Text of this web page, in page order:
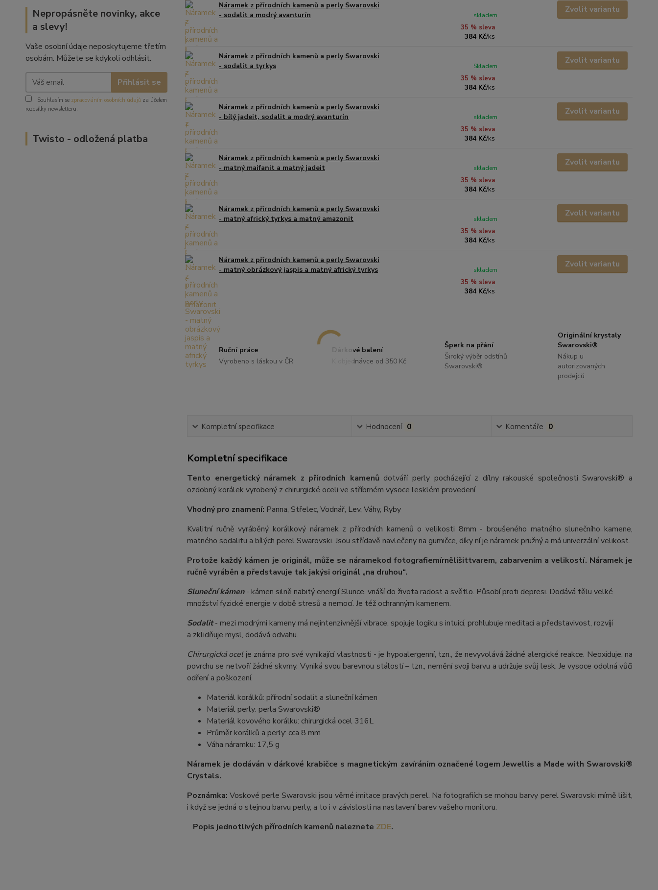
Nepropásněte novinky, akce
a slevy!
Vaše osobní údaje neposkytujeme třetím
osobám. Můžete se kdykoli odhlásit.
Přihlásit se
Souhlasím se zpracováním osobních údajů za účelem
rozesílky newsletteru.
Twisto - odložená platba
Náramek z přírodních kamenů a perly Swarovski
- sodalit a modrý avanturín
35 % sleva
384 Kč/ks
skladem
Zvolit variantu
Náramek z přírodních kamenů a perly Swarovski
- sodalit a tyrkys
35 % sleva
384 Kč/ks
Skladem
Zvolit variantu
Náramek z přírodních kamenů a perly Swarovski
- bílý jadeit, sodalit a modrý avanturín
35 % sleva
384 Kč/ks
skladem
Zvolit variantu
Náramek z přírodních kamenů a perly Swarovski
- matný maifanit a matný jadeit
35 % sleva
384 Kč/ks
skladem
Zvolit variantu
Náramek z přírodních kamenů a perly Swarovski
- matný africký tyrkys a matný amazonit
35 % sleva
384 Kč/ks
skladem
Zvolit variantu
Náramek z přírodních kamenů a perly Swarovski
- matný obrázkový jaspis a matný africký tyrkys
35 % sleva
384 Kč/ks
skladem
Zvolit variantu
Ruční práce
Vyrobeno s láskou v ČR
Dárkové balení
K objednávce od 350 Kč
Šperk na přání
Široký výběr odstínů
Swarovski®
Originální krystaly
Swarovski®
Nákup u
autorizovaných
prodejců
Kompletní specifikace Hodnocení 0 Komentáře 0
Kompletní specifikace
Tento energetický náramek z přírodních kamenů dotváří perly pocházející z dílny rakouské společnosti Swarovski® a
ozdobný korálek vyrobený z chirurgické oceli ve stříbrném vysoce lesklém provedení.
Vhodný pro znamení: Panna, Střelec, Vodnář, Lev, Váhy, Ryby
Kvalitní ručně vyráběný korálkový náramek z přírodních kamenů o velikosti 8mm - broušeného matného slunečního kamene,
matného sodalitu a bílých perel Swarovski. Jsou střídavě navlečeny na gumičce, díky ní je náramek pružný a má univerzální velikost.
Protože každý kámen je originál, může se náramekod fotografiemírnělišittvarem, zabarvením a velikostí. Náramek je
ručně vyráběn a představuje tak jakýsi originál „na druhou“.
Sluneční kámen- kámen silně nabitý energií Slunce, vnáší do života radost a světlo. Působí proti depresi. Dodává tělu velké
množství fyzické energie v době stresů a nemocí. Je též ochranným kamenem.
Sodalit- mezi modrými kameny má nejintenzivnější vibrace, spojuje logiku s intuicí, prohlubuje meditaci a představivost, rozvíjí
a zklidňuje mysl, dodává odvahu.
Chirurgická ocel je známa pro své vynikající vlastnosti - je hypoalergenní, tzn., že nevyvolává žádné alergické reakce. Neoxiduje, na
povrchu se netvoří žádné skvrny. Vyniká svou barevnou stálostí – tzn., nemění svoji barvu a udržuje svůj lesk. Je vysoce odolná vůči
odření a poškození.
Materiál korálků: přírodní sodalit a sluneční kámen
Materiál perly: perla Swarovski®
Materiál kovového korálku: chirurgická ocel 316L
Průměr korálků a perly: cca 8 mm
Váha náramku: 17,5 g
Náramek je dodáván v dárkové krabičce s magnetickým zavíráním označené logem Jewellis a Made with Swarovski®
Crystals.
Poznámka: Voskové perle Swarovski jsou věrné imitace pravých perel. Na fotografiích se mohou barvy perel Swarovski mírně lišit,
i když se jedná o stejnou barvu perly, a to i v závislosti na nastavení barev vašeho monitoru.
Popis jednotlivých přírodních kamenů naleznete ZDE.